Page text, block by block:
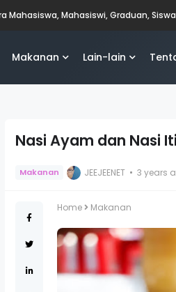
Mahasiswa, Mahasiswi, Graduan,
Makanan Lain-lain
Nasi Ayam dan Nasi
Makanan JEEJEENET 3 years
Home Makanan